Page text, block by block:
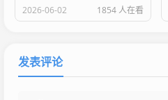
2026-06-02 1854 人在看
发表评论